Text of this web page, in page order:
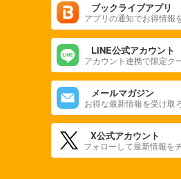
ブックライブアプリ
アプリの通知でお得情報
LINE公式アカウント
アカウント連携で限定ク
メールマガジン
お得な最新情報を受け取
X公式アカウント
フォローして最新情報を